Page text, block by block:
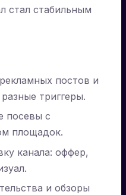
стал стабильным
постов и
триггеры.
посевы с
площадок.
канала: оффер,
и обзоры